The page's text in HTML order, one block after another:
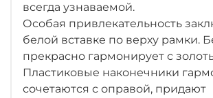
всегда узнаваемой.
Особая привлекательность
белой вставке по верху рамки.
прекрасно гармонирует с
Пластиковые наконечники
сочетаются с оправой, придают